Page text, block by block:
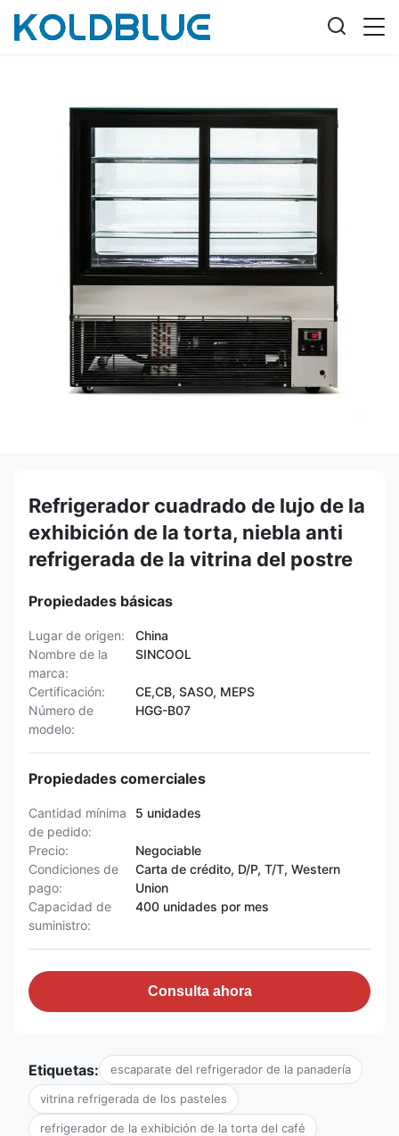
Refrigerador cuadrado de lujo de la
exhibición de la torta, niebla anti
refrigerada de la vitrina del postre
Propiedades básicas
Lugar de origen:
China
Nombre de la
marca:
SINCOOL
Certificación:
CE,CB, SASO, MEPS
Número de
modelo:
HGG-B07
Propiedades comerciales
Cantidad mínima
de pedido:
5 unidades
Precio:
Negociable
Condiciones de
pago:
Carta de crédito, D/P, T/T, Western
Union
Capacidad de
suministro:
400 unidades por mes
Consulta ahora
Etiquetas: escaparate del refrigerador de la panadería
vitrina refrigerada de los pasteles
refrigerador de la exhibición de la torta del café